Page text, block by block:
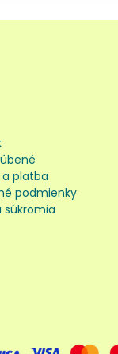
platba
podmienky
súkromia